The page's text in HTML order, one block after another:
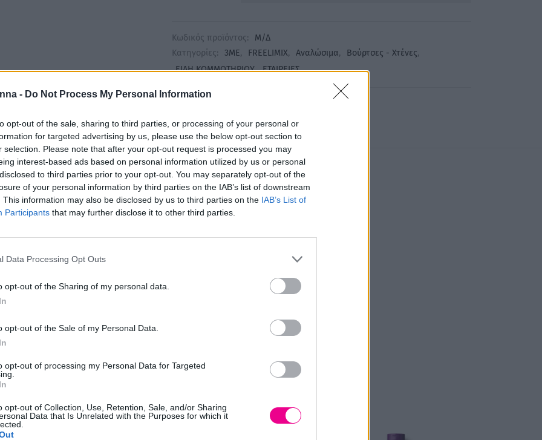
- Do Not Process My Personal Information
opt-out of the sale, sharing to third parties, or processing of your personal or
for targeted advertising by us, please use the below opt-out section to
selection. Please note that after your opt-out request is processed you may
interest-based ads based on personal information utilized by us or personal
to third parties prior to your opt-out. You may separately opt-out of the
of your personal information by third parties on the IAB’s list of downstream
This information may also be disclosed by us to third parties on the IAB’s List of
Participants that may further disclose it to other third parties.
Data Processing Opt Outs
opt-out of the Sharing of my personal data.
opt-out of the Sale of my Personal Data.
opt-out of processing my Personal Data for Targeted
opt-out of Collection, Use, Retention, Sale, and/or Sharing
Data that Is Unrelated with the Purposes for which it
Κωδικός προϊόντος:
Μ/Δ
Κατηγορίες:
3ME, FREELIMIX, Αναλώσιμα, Βούρτσες - Χτένες,
ΕΙΔΗ ΚΟΜΜΩΤΗΡΙΟΥ, ΕΤΑΙΡΕΙΕΣ
Περιγραφή Επιπλέον πληροφορίες